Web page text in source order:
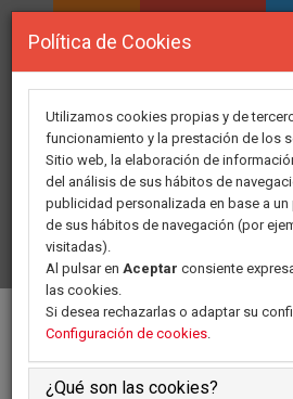
Política de Cookies
Utilizamos cookies propias y de
funcionamiento y la prestación de los
Sitio web, la elaboración de
del análisis de sus hábitos de
publicidad personalizada en base a
de sus hábitos de navegación (por
visitadas).
Al pulsar en Aceptar consiente
las cookies.
Si desea rechazarlas o adaptar su
Configuración de cookies.
¿Qué son las cookies?
DIRECTORIO DE
RECURSOS
GRUPOS DE TRABAJO
COMUNICADOS
GRUPO DE TRABAJO,
E INVESTIGACIÓN